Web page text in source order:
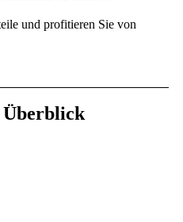
und profitieren Sie von
Überblick